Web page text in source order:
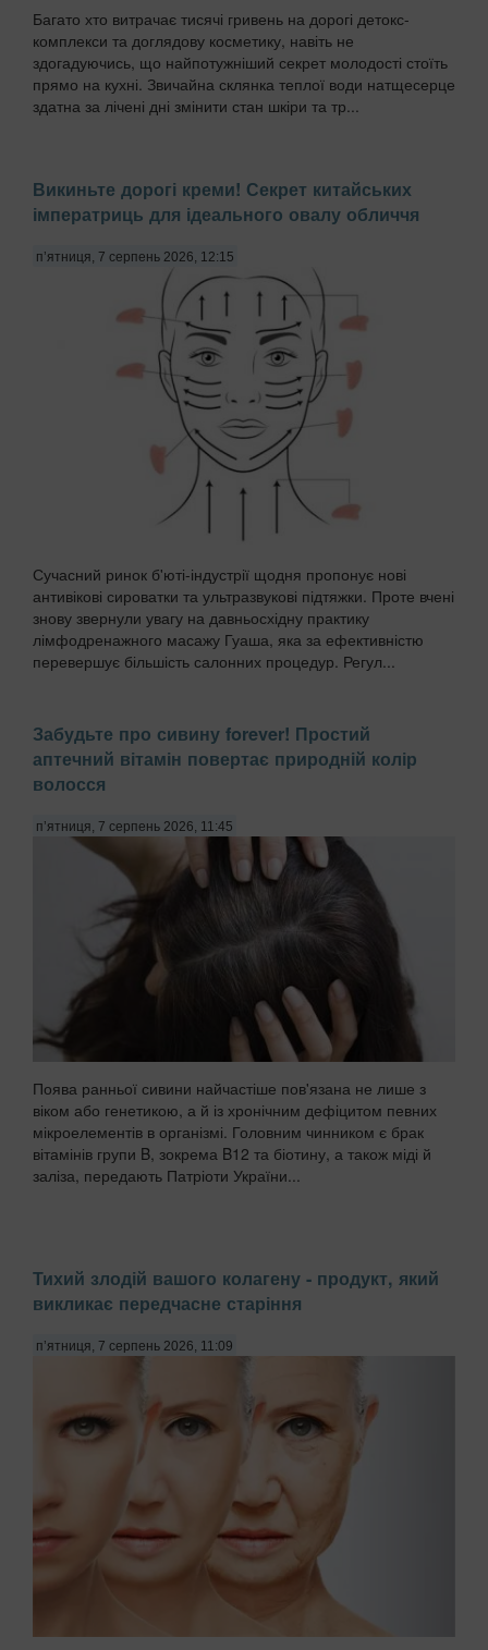
Багато хто витрачає тисячі гривень на дорогі детокс-
комплекси та доглядову косметику, навіть не
здогадуючись, що найпотужніший секрет молодості стоїть
прямо на кухні. Звичайна склянка теплої води натщесерце
здатна за лічені дні змінити стан шкіри та тр...
Викиньте дорогі креми! Секрет китайських
імператриць для ідеального овалу обличчя
п’ятниця, 7 серпень 2026, 12:15
Сучасний ринок б'юті-індустрії щодня пропонує нові
антивікові сироватки та ультразвукові підтяжки. Проте вчені
знову звернули увагу на давньосхідну практику
лімфодренажного масажу Гуаша, яка за ефективністю
перевершує більшість салонних процедур. Регул...
Забудьте про сивину forever! Простий
аптечний вітамін повертає природній колір
волосся
п’ятниця, 7 серпень 2026, 11:45
Поява ранньої сивини найчастіше пов'язана не лише з
віком або генетикою, а й із хронічним дефіцитом певних
мікроелементів в організмі. Головним чинником є брак
вітамінів групи B, зокрема B12 та біотину, а також міді й
заліза, передають Патріоти України...
Тихий злодій вашого колагену - продукт, який
викликає передчасне старіння
п’ятниця, 7 серпень 2026, 11:09